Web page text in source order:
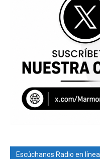
Escúchanos Radio en línea